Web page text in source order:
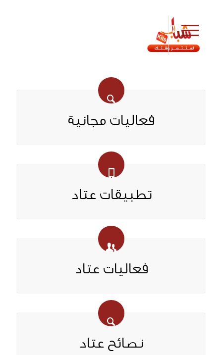
فعاليات مجانية
تطبيقات عتاد
فعاليات عتاد
نصائح عتاد